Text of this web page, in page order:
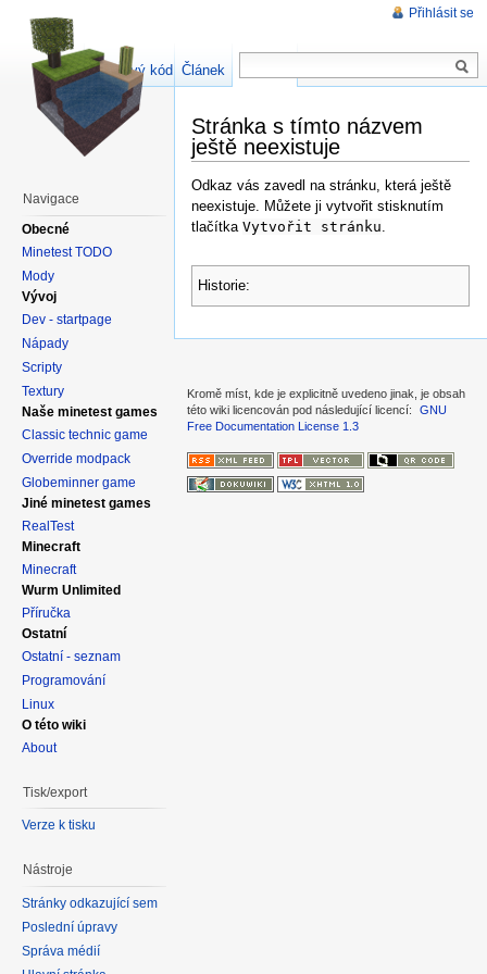
Stránka s tímto názvem
ještě neexistuje
Odkaz vás zavedl na stránku, která ještě
neexistuje. Můžete ji vytvořit stisknutím
tlačítka Vytvořit stránku
Historie:
Přihlásit se
Článek
Zdrojový kód stránky
Navigace
Obecné
Minetest TODO
Mody
Vývoj
Dev - startpage
Nápady
Scripty
Textury
Naše minetest games
Classic technic game
Override modpack
Globeminner game
Jiné minetest games
RealTest
Minecraft
Minecraft
Wurm Unlimited
Příručka
Ostatní
Ostatní - seznam
Programování
Linux
O této wiki
About
Tisk/export
Verze k tisku
Nástroje
Stránky odkazující sem
Poslední úpravy
Správa médií
Kromě míst, kde je explicitně uvedeno jinak, je obsah
této wiki licencován pod následující licencí:
GNU
Free Documentation License 1.3